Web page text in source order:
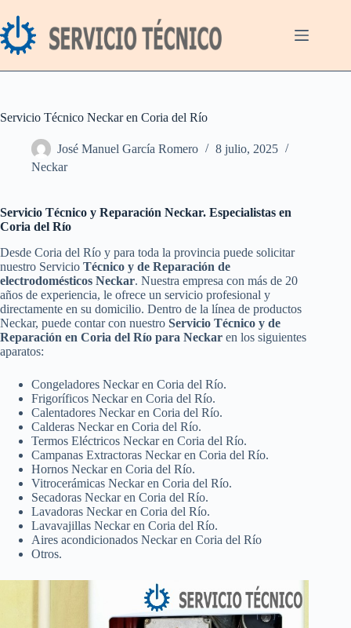
al
contenido
Servicio Técnico Neckar en Coria del Río
José Manuel García Romero
8 julio, 2025
Neckar
Servicio Técnico y Reparación Neckar. Especialistas en
Coria del Río
Desde Coria del Río y para toda la provincia puede solicitar
nuestro Servicio Técnico y de Reparación de
electrodomésticos Neckar. Nuestra empresa con más de 20
años de experiencia, le ofrece un servicio profesional y
directamente en su domicilio. Dentro de la línea de productos
Neckar, puede contar con nuestro Servicio Técnico y de
Reparación en Coria del Río para Neckar en los siguientes
aparatos:
Congeladores Neckar en Coria del Río.
Frigoríficos Neckar en Coria del Río.
Calentadores Neckar en Coria del Río.
Calderas Neckar en Coria del Río.
Termos Eléctricos Neckar en Coria del Río.
Campanas Extractoras Neckar en Coria del Río.
Hornos Neckar en Coria del Río.
Vitrocerámicas Neckar en Coria del Río.
Secadoras Neckar en Coria del Río.
Lavadoras Neckar en Coria del Río.
Lavavajillas Neckar en Coria del Río.
Aires acondicionados Neckar en Coria del Río
Otros.